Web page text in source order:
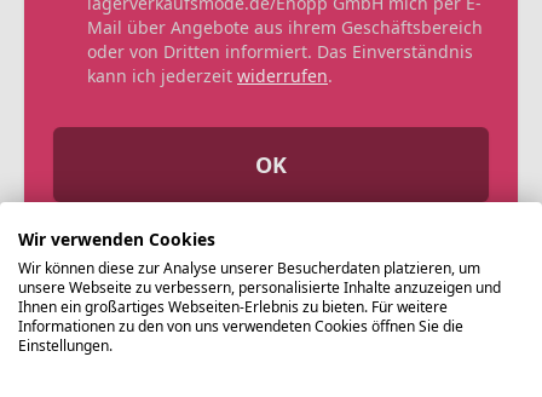
Mail über Angebote aus ihrem Geschäftsbereich
oder von Dritten informiert. Das Einverständnis
kann ich jederzeit widerrufen.
OK
Wir verwenden Cookies
Wir können diese zur Analyse unserer Besucherdaten platzieren, um
unsere Webseite zu verbessern, personalisierte Inhalte anzuzeigen und
Ihnen ein großartiges Webseiten-Erlebnis zu bieten. Für weitere
Informationen zu den von uns verwendeten Cookies öffnen Sie die
Einstellungen.